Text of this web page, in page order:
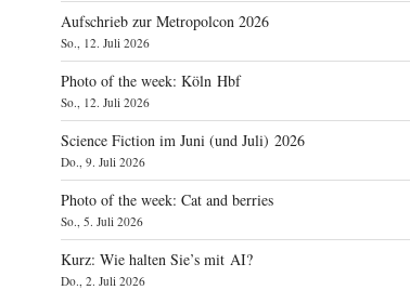
Aufschrieb zur Metropolcon 2026
So., 12. Juli 2026
Photo of the week: Köln Hbf
So., 12. Juli 2026
Science Fiction im Juni (und Juli) 2026
Do., 9. Juli 2026
Photo of the week: Cat and berries
So., 5. Juli 2026
Kurz: Wie halten Sie’s mit AI?
Do., 2. Juli 2026